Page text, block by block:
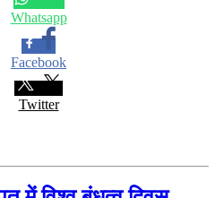
Whatsapp
Facebook
Twitter